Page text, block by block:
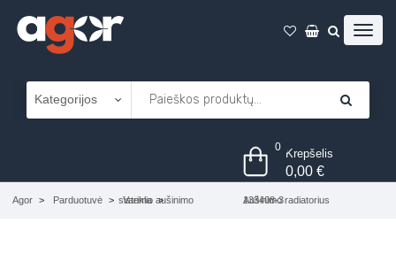
0 Krepšelis
0,00€
Agor Parduotuvė Variklio aušinimo sistema Aušinimo radiatorius 133408-3